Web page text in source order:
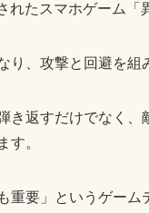
れたスマホゲーム「
り、攻撃と回避を
き返すだけでなく
す。
重要」というゲー